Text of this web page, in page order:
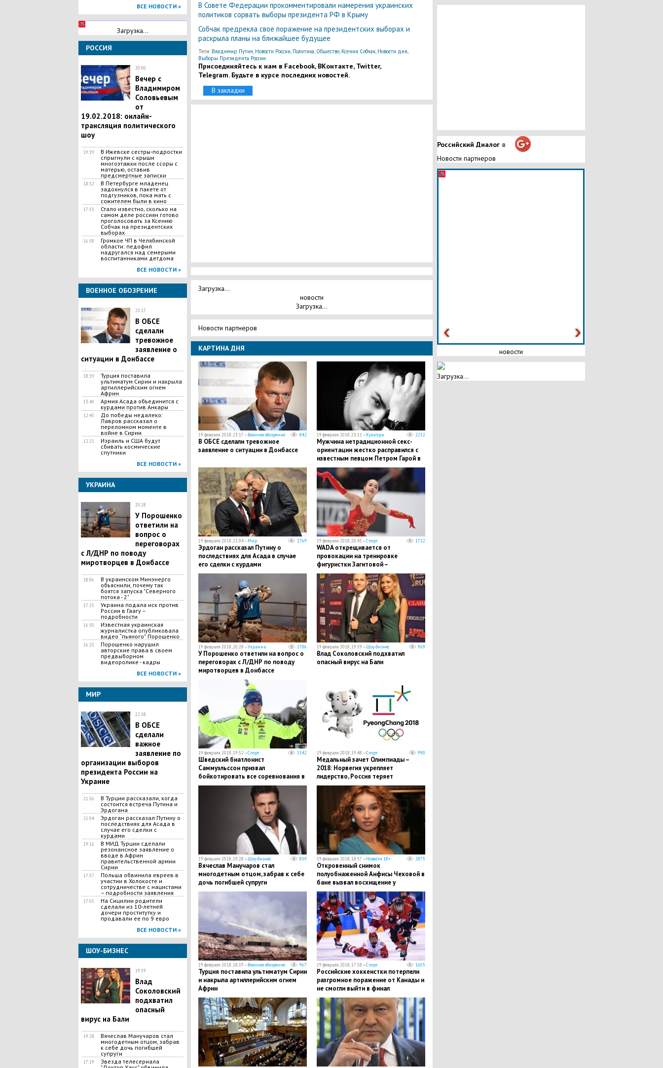
ВСЕ НОВОСТИ »
Загрузка...
РОССИЯ
20:00
Вечер с
Владимиром
Соловьевым
от
19.02.2018: онлайн-
трансляция политического
шоу
19:19
В Ижевске сестры-подростки
спрыгнули с крыши
многоэтажки после ссоры с
матерью, оставив
предсмертные записки
18:52
​В Петербурге младенец
задoxнyлся в пакете от
подгузников, пока мать с
сожителем были в кино
17:35
Стало известно, сколько на
самом деле россиян готово
проголосовать за Ксению
Собчак на президентских
выборах
16:58
Громкое ЧП в Челябинской
области: педофил
надругался над семерыми
воспитанниками детдома
ВСЕ НОВОСТИ »
ВОЕННОЕ ОБОЗРЕНИЕ
23:17
В ОБСЕ
сделали
тревожное
заявление о
ситуации в Донбассе
18:19
Турция поставила
ультиматум Сирии и накрыла
артиллерийским огнем
Африн
13:40
Армия Асада объединится с
курдами против Анкары
12:45
До победы недалеко:
Лавров рассказал о
переломном моменте в
войне в Сирии
12:21
Израиль и США будут
сбивать космические
спутники
ВСЕ НОВОСТИ »
УКРАИНА
20:28
У Порошенко
ответили на
вопрос о
переговорах
с Л/ДНР по поводу
миротворцев в Донбассе
18:06
В украинском Минэнерго
объяснили, почему так
боятся запуска "Северного
потока - 2"
17:25
Украина подала иск против
России в Гаагу –
подробности
16:50
Известная украинская
журналистка опубликовала
видео “пьяного” Порошенко
16:23
Порошенко нарушил
авторские права в своем
предвыборном
видеоролике - кадры
ВСЕ НОВОСТИ »
МИР
22:58
В ОБСЕ
сделали
важное
заявление по
организации выборов
президента России на
Украине
21:56
В Турции рассказали, когда
состоится встреча Путина и
Эрдогана
21:04
Эрдоган рассказал Путину о
последствиях для Асада в
случае его сделки с
курдами
19:16
​В МИД Турции сделали
резонансное заявление о
вводе в Африн
правительственной армии
Сирии
17:57
​Польша обвинила евpeeв в
участии в Xoлокосте и
сотрудничестве с нацистами
– подробности заявления
17:05
На Сицилии родители
сделали из 10-летней
дочери проститутку и
продавали ее по 9 евро
ВСЕ НОВОСТИ »
ШОУ-БИЗНЕС
19:59
​Влад
Соколовский
подхватил
опасный
вирус на Бали
19:28
​Вячеслав Манучаров стал
многодетным отцом, забрав
к себе дочь погибшей
супруги
17:19
Звезда телесериала
В Совете Федерации прокомментировали намерения украинских
политиков сорвать выборы президента РФ в Крыму
Собчак предрекла свое поражение на президентских выборах и
раскрыла планы на ближайшее будущее
Теги: Владимир Путин, Новости России, Политика, Общество, Ксения Собчак, Новости дня,
Выборы Президента России
Присоединяйтесь к нам в Facebook, ВКонтакте, Twitter,
Telegram. Будьте в курсе последних новостей.
В закладки
Загрузка...
новости
Загрузка...
Новости партнеров
КАРТИНА ДНЯ
19 февраля 2018, 23:17 —Военное обозрение 842
В ОБСЕ сделали тревожное
заявление о ситуации в Донбассе
19 февраля 2018, 23:11 —Культура 2252
Мужчина нетрадиционной секс-
ориентации жестко расправился с
известным певцом Петром Гарой в
День влюбленных, зарезав его и
оставив умирать в ванной
19 февраля 2018, 21:04 —Мир 2769
Эрдоган рассказал Путину о
последствиях для Асада в случае
его сделки с курдами
19 февраля 2018, 20:45 —Спорт 1722
WADA открещивается от
провокации на тренировке
фигуристки Загитовой –
подробности
19 февраля 2018, 20:28 —Украина 1706
У Порошенко ответили на вопрос о
переговорах с Л/ДНР по поводу
миротворцев в Донбассе
19 февраля 2018, 19:59 —Шоу-бизнес 969
​Влад Соколовский подхватил
опасный вирус на Бали
19 февраля 2018, 19:52 —Спорт 1542
​Шведский биатлонист
Саммуэльссон призвал
бойкотировать все соревнования в
Poccии
19 февраля 2018, 19:48 —Спорт 990
Медальный зачет Олимпиады –
2018: Норвегия укрепляет
лидерство, Россия теряет
несколько позиций – таблица
19 февраля 2018, 19:28 —Шоу-бизнес 859
​Вячеслав Манучаров стал
многодетным отцом, забрав к себе
дочь погибшей супруги
19 февраля 2018, 18:57 —Новости 18+ 2875
​Откровенный снимок
полуобнаженной Анфисы Чеховой в
бане вызвал восхищение у
пользователей Сети
19 февраля 2018, 18:19 —Военное обозрение 967
Турция поставила ультиматум Сирии
и накрыла артиллерийским огнем
Африн
19 февраля 2018, 17:58 —Спорт 1605
Российские хоккеистки потерпели
разгромное поражение от Канады и
не смогли выйти в финал
олимпийского турнира – кадры
Российский Диалог в
Новости партнеров
новости
Загрузка...